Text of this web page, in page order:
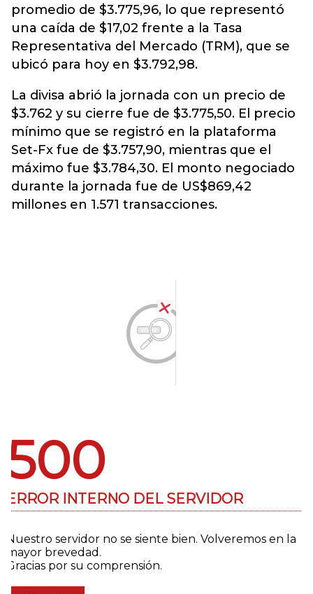
promedio de $3.775,96, lo que representó
una caída de $17,02 frente a la Tasa
Representativa del Mercado (TRM), que se
ubicó para hoy en $3.792,98.
La divisa abrió la jornada con un precio de
$3.762 y su cierre fue de $3.775,50. El precio
mínimo que se registró en la plataforma
Set-Fx fue de $3.757,90, mientras que el
máximo fue $3.784,30. El monto negociado
durante la jornada fue de US$869,42
millones en 1.571 transacciones.